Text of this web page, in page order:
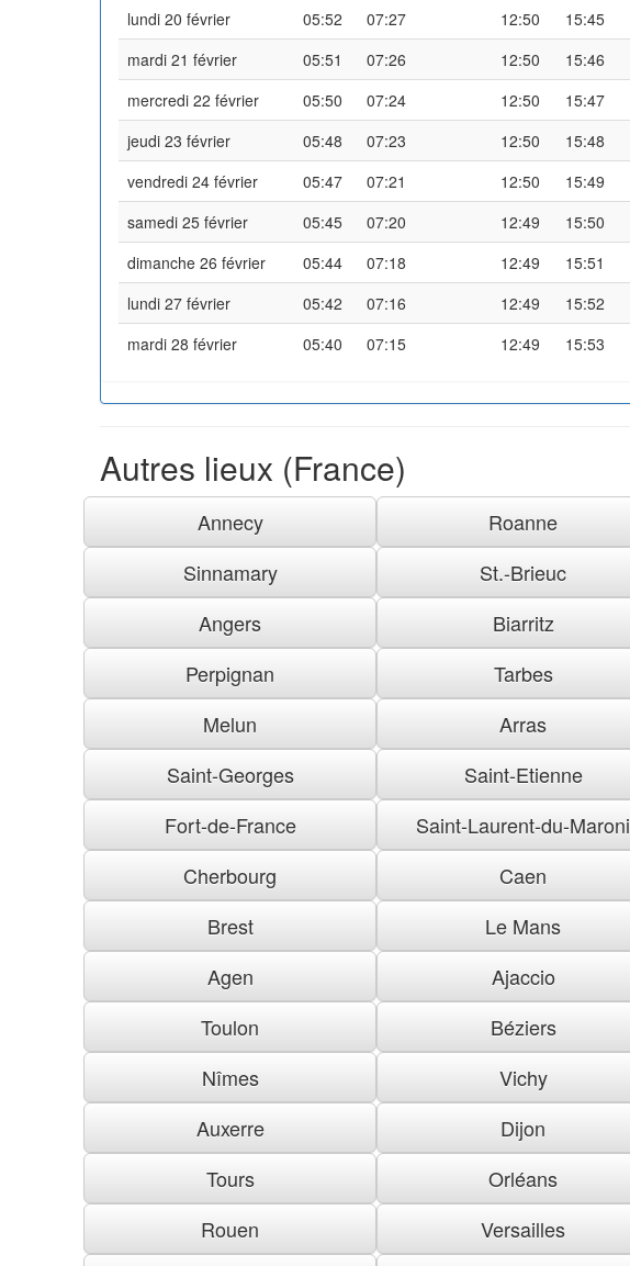
lundi 20 février
05:52 07:27 12:50 15:45
mardi 21 février
05:51 07:26 12:50 15:46
mercredi 22 février
05:50 07:24 12:50 15:47
jeudi 23 février
05:48 07:23 12:50 15:48
vendredi 24 février
05:47 07:21 12:50 15:49
samedi 25 février
05:45 07:20 12:49 15:50
dimanche 26 février
05:44 07:18 12:49 15:51
lundi 27 février
05:42 07:16 12:49 15:52
mardi 28 février
05:40 07:15 12:49 15:53
Autres lieux (France)
Annecy Roanne
Sinnamary
St.-Brieuc
Angers
Biarritz
Perpignan
Tarbes
Melun
Arras
Saint-Georges
Saint-Etienne
Fort-de-France
Saint-Laurent-du-Maroni
Cherbourg
Caen
Brest
Le Mans
Agen
Ajaccio
Toulon
Béziers
Nîmes
Vichy
Auxerre
Dijon
Tours
Orléans
Rouen
Versailles